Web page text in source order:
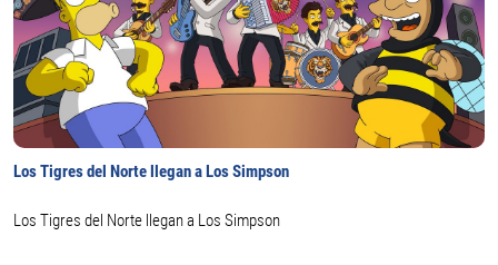
Los Tigres del Norte llegan a Los Simpson
Los Tigres del Norte llegan a Los Simpson